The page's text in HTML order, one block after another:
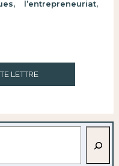
l’entrepreneuriat,
LETTRE